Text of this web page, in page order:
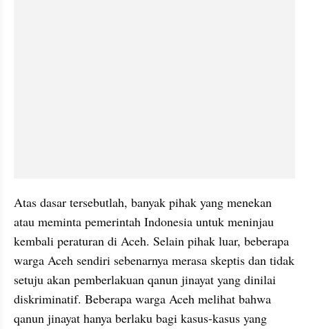
Atas dasar tersebutlah, banyak pihak yang menekan
atau meminta pemerintah Indonesia untuk meninjau
kembali peraturan di Aceh. Selain pihak luar, beberapa
warga Aceh sendiri sebenarnya merasa skeptis dan tidak
setuju akan pemberlakuan qanun jinayat yang dinilai
diskriminatif. Beberapa warga Aceh melihat bahwa
qanun jinayat hanya berlaku bagi kasus-kasus yang